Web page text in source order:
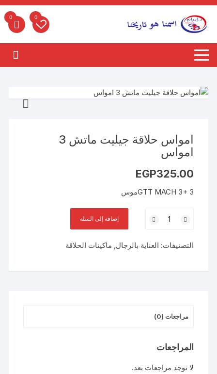
التجاوز
المحتوى
0
0
امواس حلاقة جيليت ماتش 3
امواس
EGP325.00
GTT MACH 3+ 3موس
امواس
جيليت
إضافة إلى السلة
التصنيفات: العناية بالرجال, ماكينات الحلاقة
مراجعات (0)
المراجعات
لا توجد مراجعات بعد.